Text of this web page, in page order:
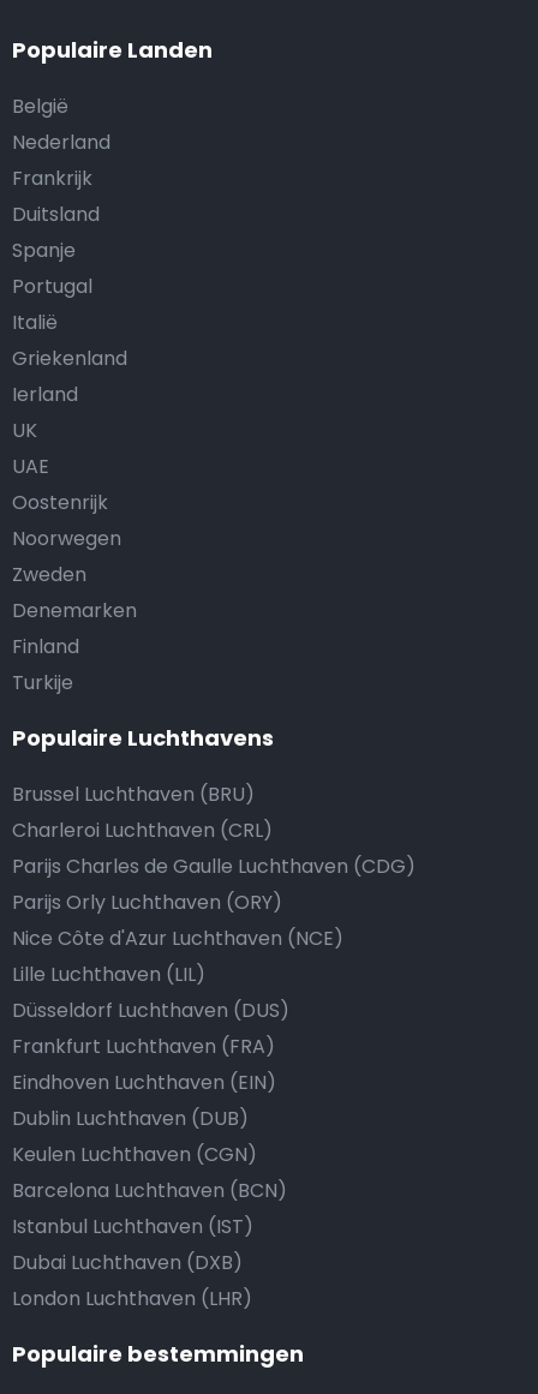
Populaire Landen
België
Nederland
Frankrijk
Duitsland
Spanje
Portugal
Italië
Griekenland
Ierland
UK
UAE
Oostenrijk
Noorwegen
Zweden
Denemarken
Finland
Turkije
Populaire Luchthavens
Brussel Luchthaven (BRU)
Charleroi Luchthaven (CRL)
Parijs Charles de Gaulle Luchthaven (CDG)
Parijs Orly Luchthaven (ORY)
Nice Côte d'Azur Luchthaven (NCE)
Lille Luchthaven (LIL)
Düsseldorf Luchthaven (DUS)
Frankfurt Luchthaven (FRA)
Eindhoven Luchthaven (EIN)
Dublin Luchthaven (DUB)
Keulen Luchthaven (CGN)
Barcelona Luchthaven (BCN)
Istanbul Luchthaven (IST)
Dubai Luchthaven (DXB)
London Luchthaven (LHR)
Populaire bestemmingen